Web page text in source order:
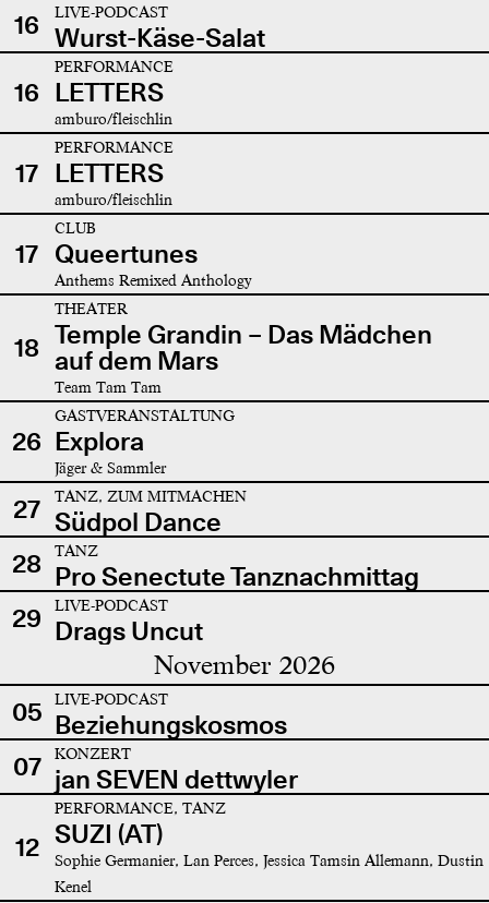
16 LIVE-PODCAST
Wurst-Käse-Salat
16
PERFORMANCE
LETTERS
amburo/fleischlin
17
PERFORMANCE
LETTERS
amburo/fleischlin
17
CLUB
Queertunes
Anthems Remixed Anthology
18
THEATER
Temple Grandin – Das Mädchen
auf dem Mars
Team Tam Tam
26
GASTVERANSTALTUNG
Explora
Jäger & Sammler
27 TANZ, ZUM MITMACHEN
Südpol Dance
28
TANZ
Pro Senectute Tanznachmittag
29
LIVE-PODCAST
Drags Uncut
November 2026
05 LIVE-PODCAST
Beziehungskosmos
07
KONZERT
jan SEVEN dettwyler
12
PERFORMANCE, TANZ
SUZI (AT)
Sophie Germanier, Lan Perces, Jessica Tamsin Allemann, Dustin
Kenel